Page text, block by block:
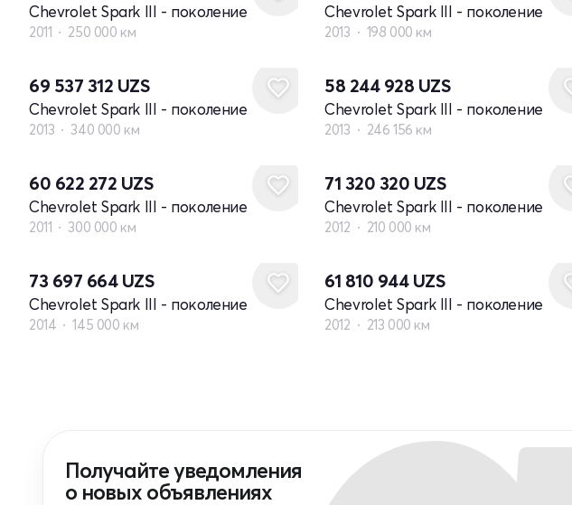
Chevrolet Spark III - поколение
2011 250 000 км
Chevrolet Spark III - поколение
2013 198 000 км
69 537 312 UZS
Chevrolet Spark III - поколение
2013 340 000 км
58 244 928 UZS
Chevrolet Spark III - поколение
2013 246 156 км
60 622 272 UZS
Chevrolet Spark III - поколение
2011 300 000 км
71 320 320 UZS
Chevrolet Spark III - поколение
2012 210 000 км
73 697 664 UZS
Chevrolet Spark III - поколение
2014 145 000 км
61 810 944 UZS
Chevrolet Spark III - поколение
2012 213 000 км
Получайте уведомления
о новых объявлениях